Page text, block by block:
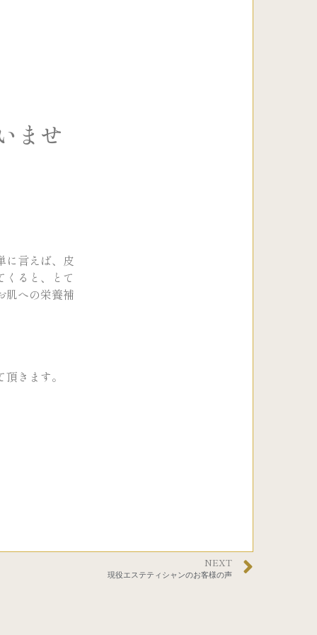
ませ
に言えば、皮
くると、とて
肌への栄養補
きます。
NEXT
現役エステティシャンのお客様の声